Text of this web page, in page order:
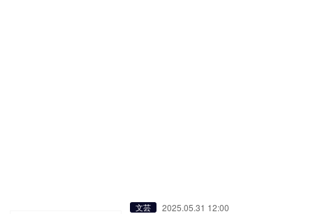
文芸 2025.05.31 12:00